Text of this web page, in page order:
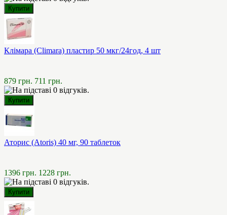
Клімара (Climara) пластир 50 мкг/24год, 4 шт
879 грн. 711 грн.
Аторис (Atoris) 40 мг, 90 таблеток
1396 грн. 1228 грн.